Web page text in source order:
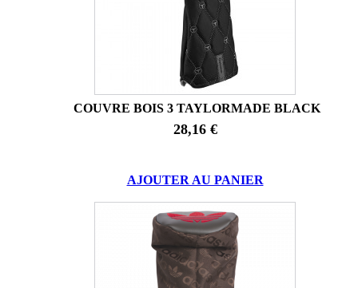
COUVRE BOIS 3 TAYLORMADE BLACK
28,16 €
AJOUTER AU PANIER